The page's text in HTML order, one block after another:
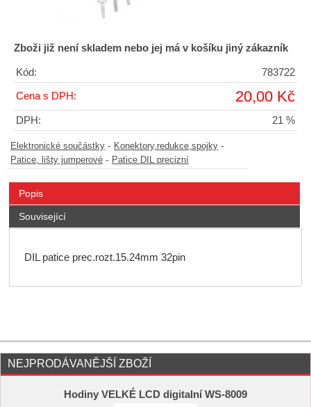
Zboži již není skladem nebo jej má v košíku jiný zákazník
Kód: 783722
Cena s DPH: 20,00 Kč
DPH: 21 %
Elektronické součástky - Konektory,redukce,spojky -
Patice, lišty jumperové - Patice DIL precizní
Popis
Související
DIL patice prec.rozt.15.24mm 32pin
NEJPRODÁVANĚJŠÍ ZBOŽÍ
Hodiny VELKÉ LCD digitalní WS-8009